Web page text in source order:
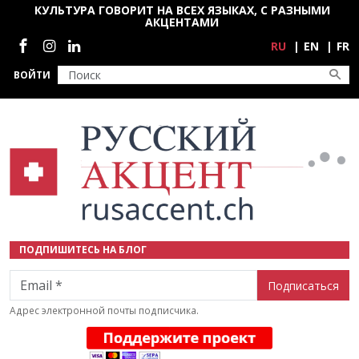
Перейти к основному содержанию
ВОЙТИ
КУЛЬТУРА ГОВОРИТ НА ВСЕХ ЯЗЫКАХ, С РАЗНЫМИ
АКЦЕНТАМИ
Социальные сети
RU EN FR
ПОДПИШИТЕСЬ НА БЛОГ
Email
Адрес электронной почты подписчика.